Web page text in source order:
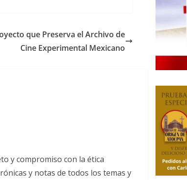
que Preserva el Archivo de
Cine Experimental Mexicano
y compromiso con la ética
y notas de todos los temas y